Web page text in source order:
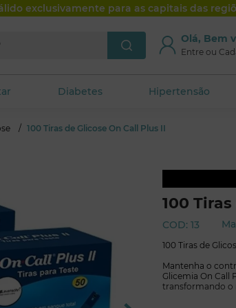
exclusivamente para as capitais das
GlicoLev Club
Olá, Bem
Entre ou
Diabetes Hipertensão
100 Tiras de Glicose On Call Plus II
100
COD:13
100 Tiras de
Mantenha o
Glicemia On Call
transformando o